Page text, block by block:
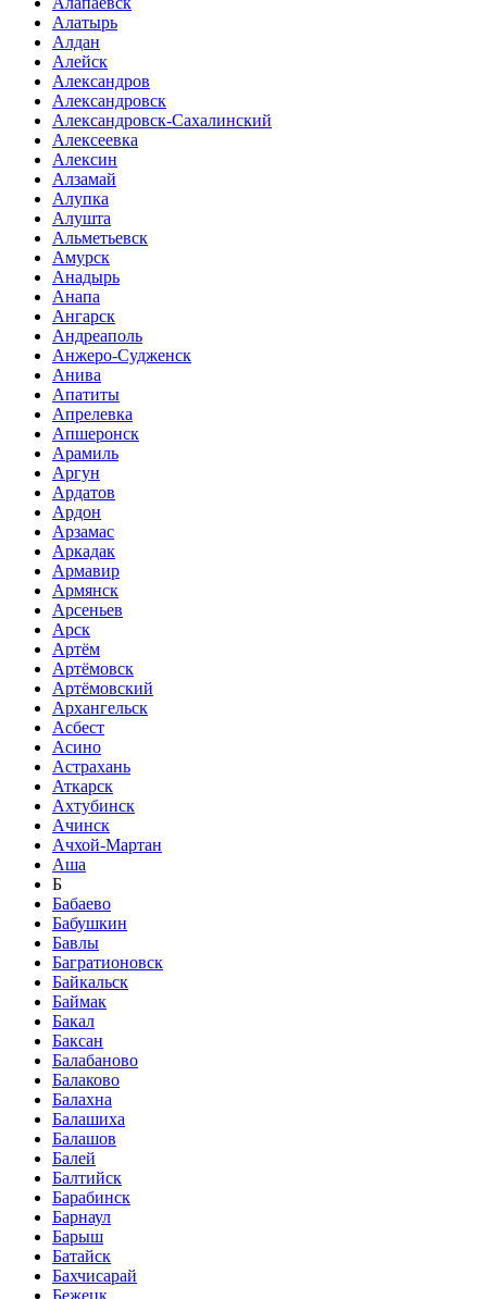
Алатырь
Алдан
Алейск
Александров
Александровск
Александровск-Сахалинский
Алексеевка
Алексин
Алзамай
Алупка
Алушта
Альметьевск
Амурск
Анадырь
Анапа
Ангарск
Андреаполь
Анжеро-Судженск
Анива
Апатиты
Апрелевка
Апшеронск
Арамиль
Аргун
Ардатов
Ардон
Арзамас
Аркадак
Армавир
Армянск
Арсеньев
Арск
Артём
Артёмовск
Артёмовский
Архангельск
Асбест
Асино
Астрахань
Аткарск
Ахтубинск
Ачинск
Ачхой-Мартан
Аша
Б
Бабаево
Бабушкин
Бавлы
Багратионовск
Байкальск
Баймак
Бакал
Баксан
Балабаново
Балаково
Балахна
Балашиха
Балашов
Балей
Балтийск
Барабинск
Барнаул
Барыш
Батайск
Бахчисарай
Бежецк